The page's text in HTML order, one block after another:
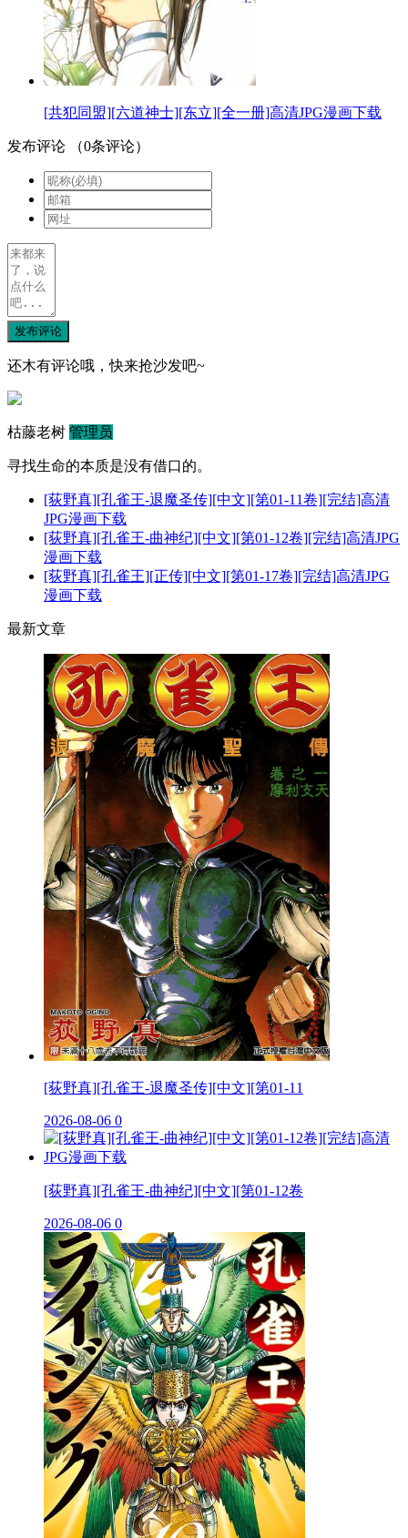
[共犯同盟][六道神士][东立][全一册]高清JPG漫画下载
发布评论 （0条评论）
发布评论
还木有评论哦，快来抢沙发吧~
枯藤老树 管理员
寻找生命的本质是没有借口的。
[荻野真][孔雀王-退魔圣传][中文][第01-11卷][完结]高清
JPG漫画下载
[荻野真][孔雀王-曲神纪][中文][第01-12卷][完结]高清JPG
漫画下载
[荻野真][孔雀王][正传][中文][第01-17卷][完结]高清JPG
漫画下载
最新文章
[荻野真][孔雀王-退魔圣传][中文][第01-11
2026-08-06 0
[荻野真][孔雀王-曲神纪][中文][第01-12卷
2026-08-06 0